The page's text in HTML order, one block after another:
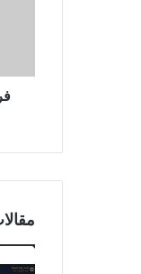
السابعة
أساسي